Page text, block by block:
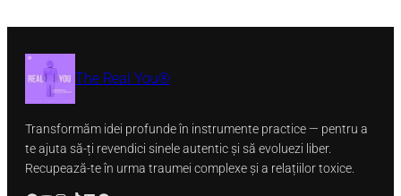
The Real You®
Transformăm idei profunde în instrumente practice — pentru a
te ajuta să-ți revendici sinele autentic și să evoluezi liber.
Recupează-te în urma traumei complexe și a relațiilor toxice.